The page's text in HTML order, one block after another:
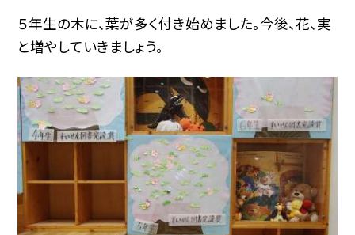
５年生の木に、葉が多く付き始めました。今後、花、実
と増やしていきましょう。